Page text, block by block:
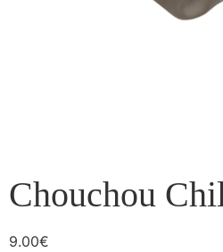
Chouchou
9.00€